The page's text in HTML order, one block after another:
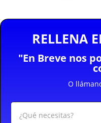
RELLENA
"En Breve nos
O